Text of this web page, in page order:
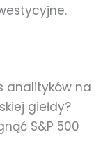
analityków na
giełdy?
S&P 500